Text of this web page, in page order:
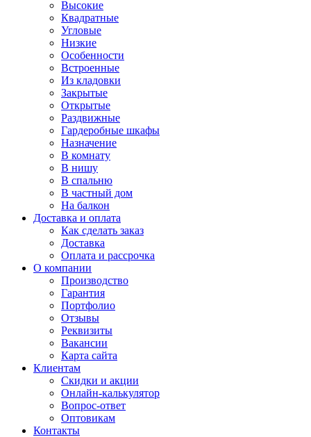
Высокие
Квадратные
Угловые
Низкие
Особенности
Встроенные
Из кладовки
Закрытые
Открытые
Раздвижные
Гардеробные шкафы
Назначение
В комнату
В нишу
В спальню
В частный дом
На балкон
Доставка и оплата
Как сделать заказ
Доставка
Оплата и рассрочка
О компании
Производство
Гарантия
Портфолио
Отзывы
Реквизиты
Вакансии
Карта сайта
Клиентам
Скидки и акции
Онлайн-калькулятор
Вопрос-ответ
Оптовикам
Контакты